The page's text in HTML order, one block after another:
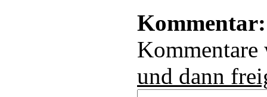
Kommentar:
und dann